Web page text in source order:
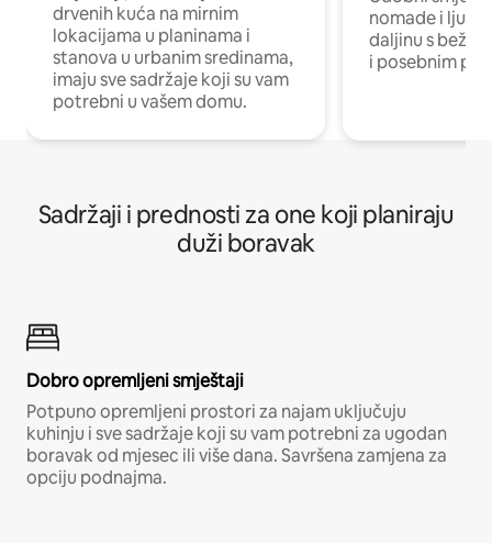
drvenih kuća na mirnim
lokacijama u planinama i
stanova u urbanim sredinama,
imaju sve sadržaje koji su vam
potrebni u vašem domu.
nomade i ljude
daljinu s
i posebnim
Sadržaji i prednosti za one koji planiraju
duži boravak
Dobro opremljeni smještaji
Potpuno opremljeni prostori za najam uključuju
kuhinju i sve sadržaje koji su vam potrebni za ugodan
boravak od mjesec ili više dana. Savršena zamjena za
opciju podnajma.